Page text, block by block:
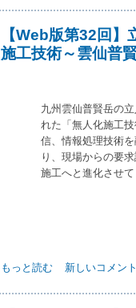
【Web版第32回
施工技術～雲仙普
九州雲仙普賢岳の
れた「無人化施工
信、情報処理技術
り、現場からの要
施工へと進化させ
【Web版第32回】立入禁止か
もっと読む 新しいコメン